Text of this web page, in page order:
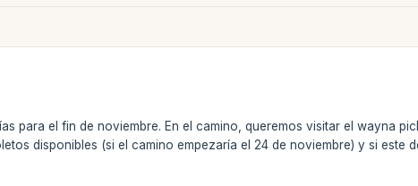
para el fin de noviembre. En el camino, queremos visitar el wayna
disponibles (si el camino empezaría el 24 de noviembre) y si este